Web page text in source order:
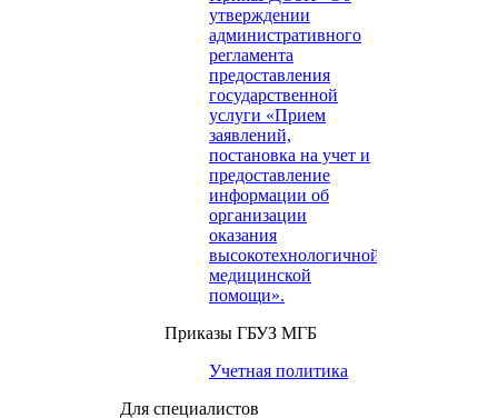
утверждении
административного
регламента
предоставления
государственной
услуги «Прием
заявлений,
постановка на учет и
предоставление
информации об
организации
оказания
высокотехнологичной
медицинской
помощи».
Приказы ГБУЗ МГБ
Учетная политика
Для специалистов